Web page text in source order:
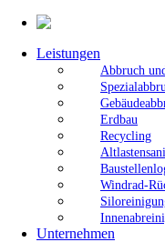
Leistungen
Abbruch
Erdbau
Recycling
Windrad-
Unternehmen